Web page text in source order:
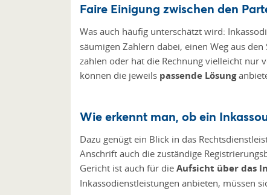
Faire Einigung zwischen den
Was auch häufig unterschätzt wird:
säumigen Zahlern dabei, einen Weg aus
zahlen oder hat die Rechnung vielleicht nur
können die jeweils passende Lösung
Wie erkennt man, ob ein
Dazu genügt ein Blick in das
Anschrift auch die zuständige
Gericht ist auch für die Aufsicht über das
Inkassodienstleistungen anbieten, müssen